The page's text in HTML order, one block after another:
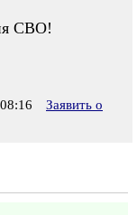
СВО!
Заявить о